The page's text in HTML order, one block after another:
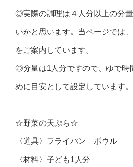
◎実際の調理は４人分以上の分
いかと思います。当ページでは
をご案内しています。
◎分量は1人分ですので、ゆで時
めに目安として設定しています。
☆野菜の天ぷら☆
〈道具〉フライパン ボウル
〈材料〉子ども1人分